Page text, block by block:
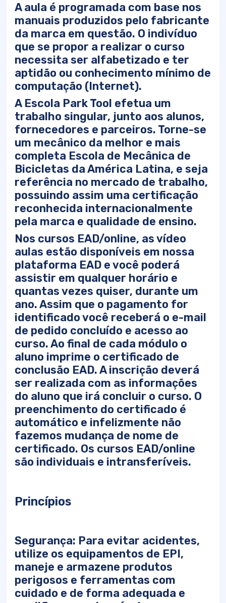
A aula é programada com base nos
manuais produzidos pelo fabricante
da marca em questão. O indivíduo
que se propor a realizar o curso
necessita ser alfabetizado e ter
aptidão ou conhecimento mínimo de
computação (Internet).
A Escola Park Tool efetua um
trabalho singular, junto aos alunos,
fornecedores e parceiros. Torne-se
um mecânico da melhor e mais
completa Escola de Mecânica de
Bicicletas da América Latina, e seja
referência no mercado de trabalho,
possuindo assim uma certificação
reconhecida internacionalmente
pela marca e qualidade de ensino.
Nos cursos EAD/online, as vídeo
aulas estão disponíveis em nossa
plataforma EAD e você poderá
assistir em qualquer horário e
quantas vezes quiser, durante um
ano. Assim que o pagamento for
identificado você receberá o e-mail
de pedido concluído e acesso ao
curso. Ao final de cada módulo o
aluno imprime o certificado de
conclusão EAD. A inscrição deverá
ser realizada com as informações
do aluno que irá concluir o curso. O
preenchimento do certificado é
automático e infelizmente não
fazemos mudança de nome de
certificado. Os cursos EAD/online
são individuais e intransferíveis.
Princípios
Segurança: Para evitar acidentes,
utilize os equipamentos de EPI,
maneje e armazene produtos
perigosos e ferramentas com
cuidado e de forma adequada e